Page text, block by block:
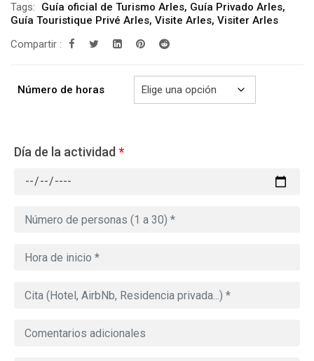
309.00€
hasta
909.00€
Tags: Guía oficial de Turismo Arles, Guía Privado Arles,
Guía Touristique Privé Arles, Visite Arles, Visiter Arles
Compartir :
Número de horas
Día de la actividad *